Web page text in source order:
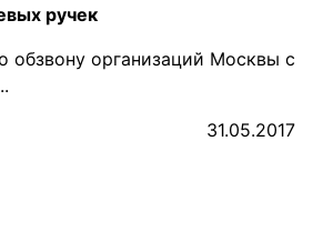
ручек
обзвону организаций Москвы с
31.05.2017